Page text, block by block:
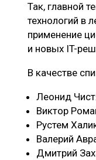
Так, главной
технологий в
применение
и новых IT-
В качестве
Леонид
Виктор
Рустем
Валерий
Дмитрий